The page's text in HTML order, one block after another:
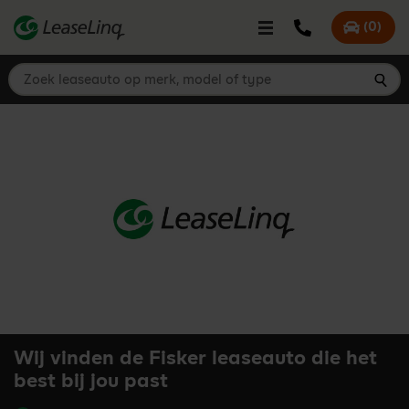
Bel LeaseLinq
Mijn
(0)
Zoek leaseauto op merk, model of type
Wij vinden de Fisker leaseauto die het
best bij jou past